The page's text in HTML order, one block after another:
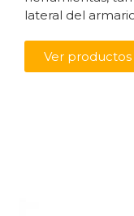
lateral del
Ver productos